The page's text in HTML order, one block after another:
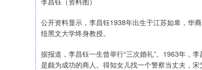
公开资料显示，李昌钰1938年出生于江苏如皋，华
纽黑文大学终身教授。
据报道，李昌钰一生曾举行“三次婚礼”。1963年，
是颇为成功的商人。得知女儿找一个警察当丈夫，